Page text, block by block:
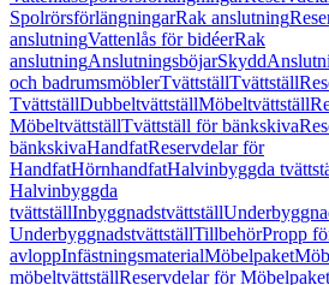
SpolrörsförlängningarRak anslutning
anslutningVattenlås för bidéerRak
anslutningAnslutningsböjarSkydd
och badrumsmöblerTvättställTvättställ
TvättställDubbeltvättställMöbeltvättställ
MöbeltvättställTvättställ för bänkskiva
bänkskivaHandfatReservdelar för
HandfatHörnhandfatHalvinbyggda
Halvinbyggda
tvättställInbyggnadstvättställ
UnderbyggnadstvättställTillbehörPropp
avloppInfästningsmaterialMöbelpaket
möbeltvättställReservdelar för